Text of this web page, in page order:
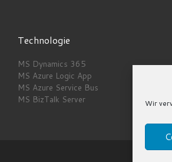
Wir
Technologie
MS Dynamics 365
MS Azure Logic App
MS Azure Service Bus
MS BizTalk Server